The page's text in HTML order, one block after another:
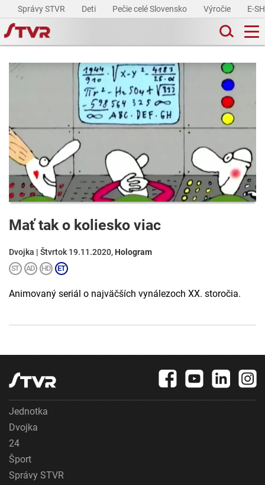
Správy STVR Deti Pečie celé Slovensko Výročie E-
Mať tak o koliesko viac
Dvojka | Štvrtok 19.11.2020, Hologram
Animovaný seriál o najväčších vynálezoch XX. storočia.
Jednotka
Dvojka
24
Šport
Správy STVR